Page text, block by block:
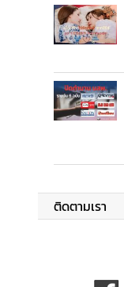
ติดตามเรา